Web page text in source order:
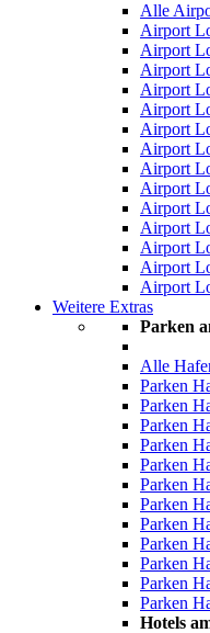
Alle
Airport
Airport
Airport
Airport
Airport
Airport
Airport
Airport
Airport
Airport
Airport
Airport
Airport
Airport
Weitere Extras
Parken
Alle
Parken
Parken
Parken
Parken
Parken
Parken
Parken
Parken
Parken
Parken
Parken
Parken
Hotels